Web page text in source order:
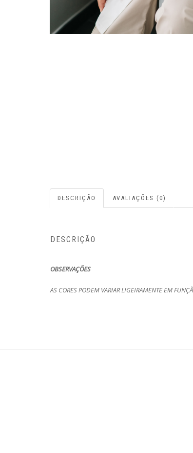
DESCRIÇÃO AVALIAÇÕES (0)
DESCRIÇÃO
OBSERVAÇÕES
AS CORES PODEM VARIAR LIGEIRAMENTE EM